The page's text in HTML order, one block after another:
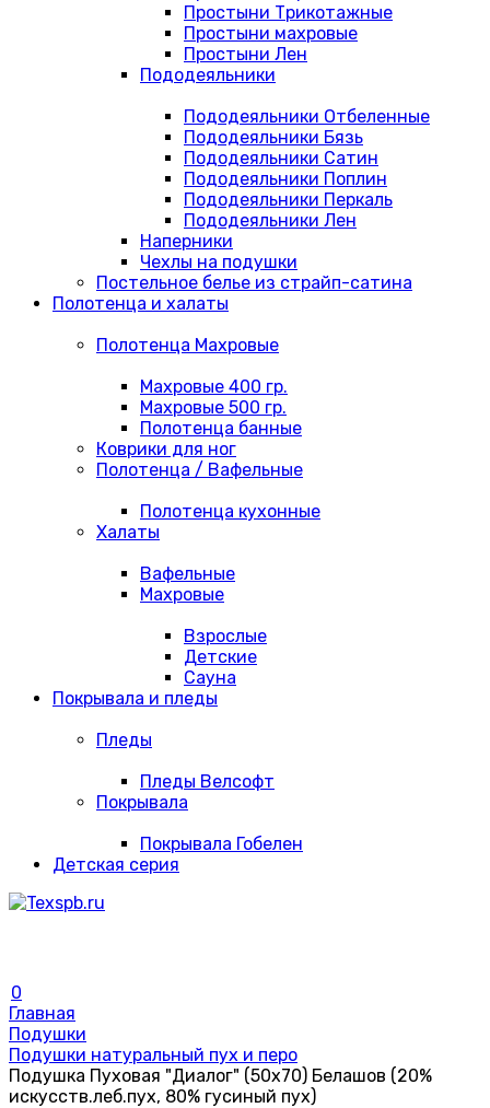
Простыни Трикотажные
Простыни махровые
Простыни Лен
Пододеяльники
Пододеяльники Отбеленные
Пододеяльники Бязь
Пододеяльники Сатин
Пододеяльники Поплин
Пододеяльники Перкаль
Пододеяльники Лен
Наперники
Чехлы на подушки
Постельное белье из страйп-сатина
Полотенца и халаты
Полотенца Махровые
Махровые 400 гр.
Махровые 500 гр.
Полотенца банные
Коврики для ног
Полотенца / Вафельные
Полотенца кухонные
Халаты
Вафельные
Махровые
Взрослые
Детские
Сауна
Покрывала и пледы
Пледы
Пледы Велсофт
Покрывала
Покрывала Гобелен
Детская серия
0
Главная
Подушки
Подушки натуральный пух и перо
Подушка Пуховая "Диалог" (50х70) Белашов (20%
искусств.леб.пух, 80% гусиный пух)